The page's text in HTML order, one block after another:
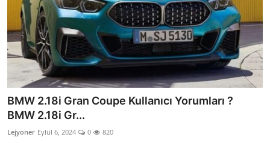
Paketler
Karşılaştırmalar
Kronik Sorunlar
Bakım & Arıza Çözümleri
İkinci El & Ekspertiz
BMW 2.18i Gran Coupe Kullanıcı Yorumları ?
BMW 2.18i Gr...
Lejyoner Eylül 6, 2024 0 820